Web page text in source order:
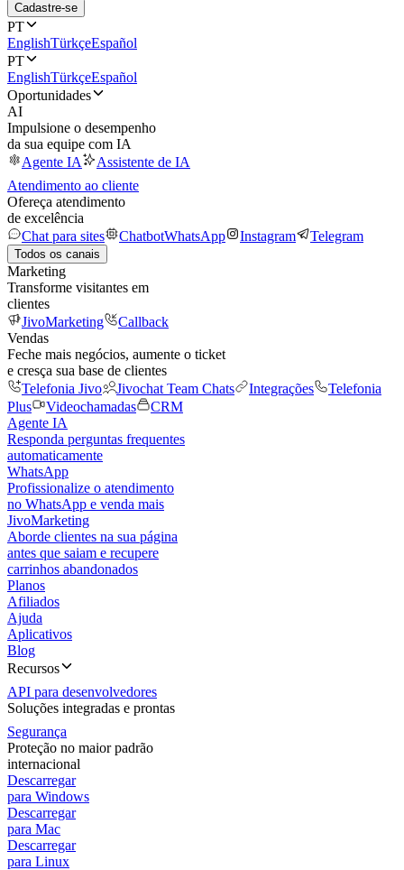
Cadastre-se
PT
EnglishTürkçeEspañol
PT
EnglishTürkçeEspañol
Oportunidades
AI
Impulsione o desempenho
da sua equipe com IA
Agente IA
Assistente de IA
Atendimento ao cliente
Ofereça atendimento
de excelência
Chat para sites
ChatbotWhatsApp Instagram Telegram
Todos os canais
Marketing
Transforme visitantes em
clientes
JivoMarketing
Callback
Vendas
Feche mais negócios, aumente o ticket
e cresça sua base de clientes
Telefonia Jivo
Jivochat Team Chats Integrações
Telefonia
Plus
Videochamadas
CRM
Agente IA
Responda perguntas frequentes
automaticamente
WhatsApp
Profissionalize o atendimento
no WhatsApp e venda mais
JivoMarketing
Aborde clientes na sua página
antes que saiam e recupere
carrinhos abandonados
Planos
Afiliados
Ajuda
Aplicativos
Blog
Recursos
API para desenvolvedores
Soluções integradas e prontas
Segurança
Proteção no maior padrão
internacional
Descarregar
para Windows
Descarregar
para Mac
Descarregar
para Linux